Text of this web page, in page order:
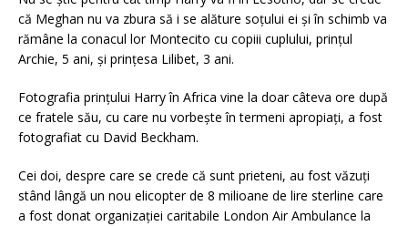
că Meghan nu va zbura să i se alăture soțului ei și în schimb va
rămâne la conacul lor Montecito cu copiii cuplului, prințul
Archie, 5 ani, și prințesa Lilibet, 3 ani.
Fotografia prințului Harry în Africa vine la doar câteva ore după
ce fratele său, cu care nu vorbește în termeni apropiați, a fost
fotografiat cu David Beckham.
Cei doi, despre care se crede că sunt prieteni, au fost văzuți
stând lângă un nou elicopter de 8 milioane de lire sterline care
a fost donat organizației caritabile London Air Ambulance la